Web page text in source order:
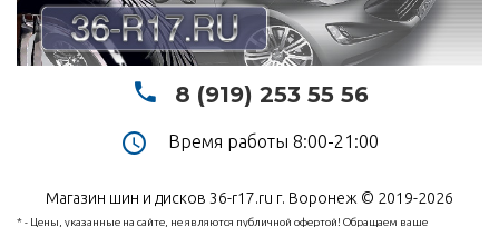
8 (919) 253 55 56
Время работы 8:00-21:00
Магазин шин и дисков 36-r17.ru г. Воронеж © 2019-2026
* - Цены, указанные на сайте, не являются публичной офертой! Обращаем ваше